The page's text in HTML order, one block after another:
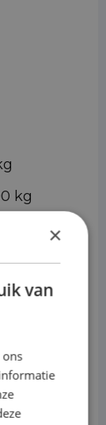
kg
pk / 1.4
×
van